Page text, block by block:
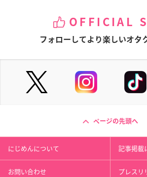
OFFICIAL
フォローしてより楽しいオタ
ページの先頭へ
にじめんについて 記事掲載
お問い合わせ プレスリ